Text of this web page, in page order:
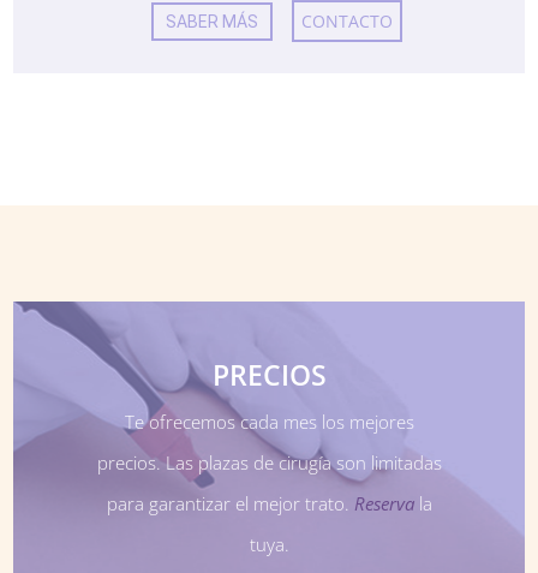
SABER MÁS CONTACTO
PRECIOS
Te ofrecemos cada mes los mejores
precios. Las plazas de cirugía son limitadas
para garantizar el mejor trato. Reservala
tuya.